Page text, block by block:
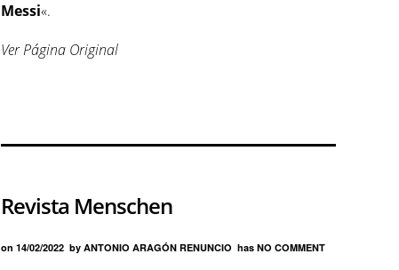
Messi«.
Ver Página Original
Revista Menschen
on 14/02/2022 by ANTONIO ARAGÓN RENUNCIO has NO COMMENT